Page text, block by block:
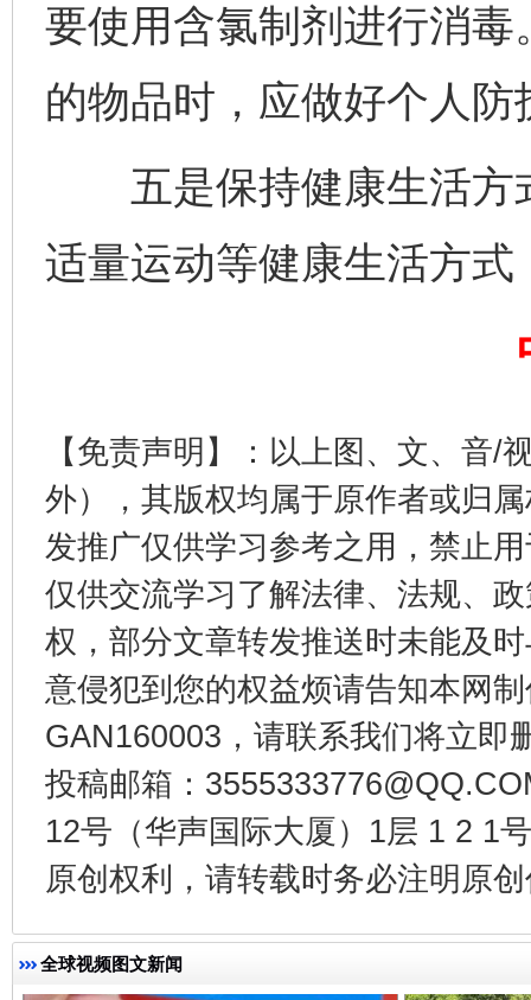
要使用含氯制剂进行消
的物品时，应做好个人
五是保持健康生活方
适量运动等健康生活方
【免责声明】：以上图、文、音/
外），其版权均属于原作者或归
发推广仅供学习参考之用，禁止
仅供交流学习了解法律、法规、
权，部分文章转发推送时未能及
意侵犯到您的权益烦请告知本网
GAN160003，请联系我们将立即
投稿邮箱：
12号（华声国际大厦）1层 1 2 1
原创权利，请转载时务必注明原
全球视频图文新闻
以产业富民促振兴 酒驾
从幼儿园到大学，有这些资助 “
事关残疾人未来5年